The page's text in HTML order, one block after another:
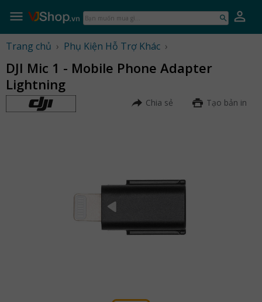
Bạn
muốn
gì...
Trang chủ › Phụ Kiện Hỗ Trợ Khác ›
DJI Mic 1 - Mobile Phone Adapter
Lightning
Chia sẻ Tạo bản in